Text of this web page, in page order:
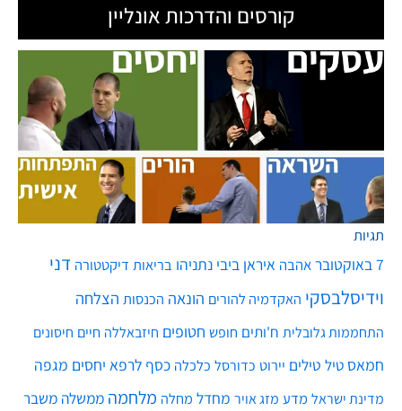
קורסים והדרכות אונליין
תגיות
7 באוקטובר אהבה איראן ביבי נתניהו בריאות דיקטטורה דני
וידיסלבסקי האקדמיה להורים הונאה הכנסות הצלחה
התחממות גלובלית ח'ותים חופש חטופים חיזבאללה חיים חיסונים
חמאס טיל טילים יירוט כדורסל כלכלה כסף לרפא יחסים מגפה
מדינת ישראל מדע מזג אויר מחדל מחלה מלחמה ממשלה משבר